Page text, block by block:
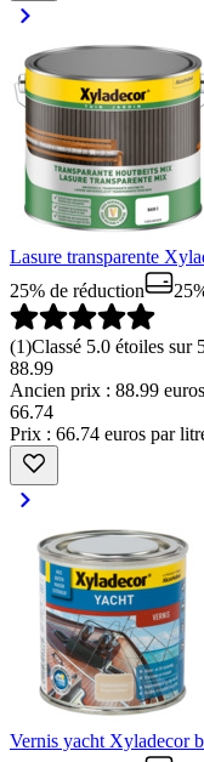
Lasure transparente
25% de réduction
(1)Classé 5.0 étoiles sur
88.99
Ancien prix : 88.99 euros
66.74
Prix : 66.74 euros par
Vernis yacht Xyladecor